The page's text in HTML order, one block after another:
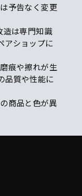
予告なく変更
は専門知識
アショップに
痕や擦れが生
品質や性能に
商品と色が異